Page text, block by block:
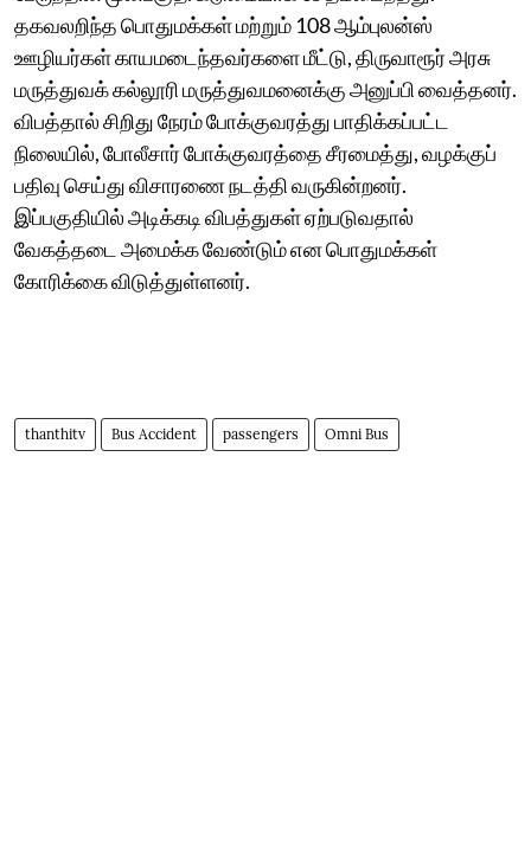
தகவலறிந்த பொதுமக்கள் மற்றும் 108 ஆம்புலன்ஸ்
ஊழியர்கள் காயமடைந்தவர்களை மீட்டு, திருவாரூர் அரசு
மருத்துவக் கல்லூரி மருத்துவமனைக்கு அனுப்பி வைத்தனர்.
விபத்தால் சிறிது நேரம் போக்குவரத்து பாதிக்கப்பட்ட
நிலையில், போலீசார் போக்குவரத்தை சீரமைத்து, வழக்குப்
பதிவு செய்து விசாரணை நடத்தி வருகின்றனர்.
இப்பகுதியில் அடிக்கடி விபத்துகள் ஏற்படுவதால்
வேகத்தடை அமைக்க வேண்டும் என பொதுமக்கள்
கோரிக்கை விடுத்துள்ளனர்.
thanthitv Bus Accident passengers Omni Bus